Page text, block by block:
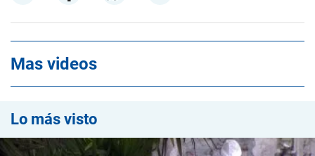
Mas videos
Lo más visto